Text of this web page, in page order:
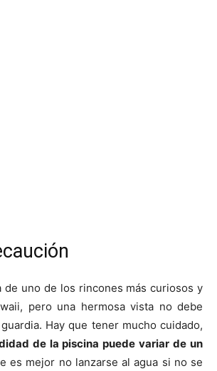
de uno de los rincones más curiosos y
pero una hermosa vista no debe
Hay que tener mucho cuidado,
de la piscina puede variar de un
es mejor no lanzarse al agua si no se